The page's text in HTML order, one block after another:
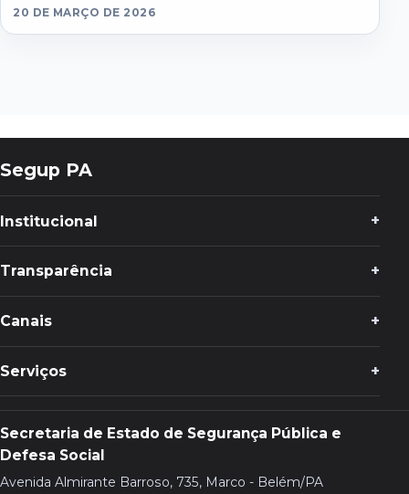
20 DE MARÇO DE 2026
Segup PA
Institucional
Transparência
Canais
Serviços
Secretaria de Estado de Segurança Pública e
Defesa Social
Avenida Almirante Barroso, 735, Marco - Belém/PA